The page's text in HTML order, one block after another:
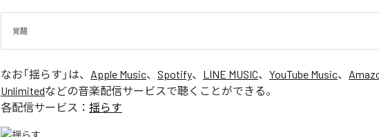
覚醒
なお「揺らす 」は、 Apple Music、 Spotify、 LINE MUSIC、 YouTube Music、
Unlimitedなどの音楽配信サービスで聴くことができる。
各配信サービス： 揺らす